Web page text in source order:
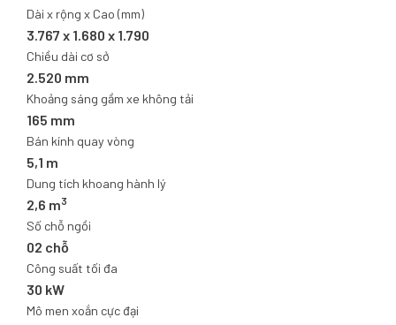
Dài x rộng x Cao (mm)
3.767 x 1.680 x 1.790
Chiều dài cơ sở
2.520 mm
Khoảng sáng gầm xe không tải
165 mm
Bán kính quay vòng
5,1 m
Dung tích khoang hành lý
2,6 m3
Số chỗ ngồi
02 chỗ
Công suất tối đa
30 kW
Mô men xoắn cực đại